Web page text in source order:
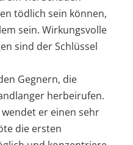
tödlich sein können,
sein. Wirkungsvolle
sind der Schlüssel
Gegnern, die
herbeirufen.
er einen sehr
die ersten